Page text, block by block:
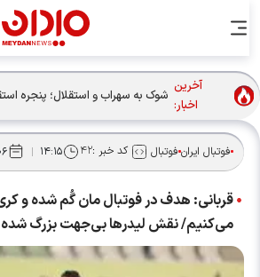
آخرین
اخبار:
شوک به سهراب و استقلال؛ پنجره
فوتبال ایرانفوتبال کد خبر :۴۲ ۱۴:۱۵
قربانی: هدف در فوتبال مان گُم شده و کری
می‌کنیم/ نقش لیدر‌ها بی‌جهت بزرگ شده